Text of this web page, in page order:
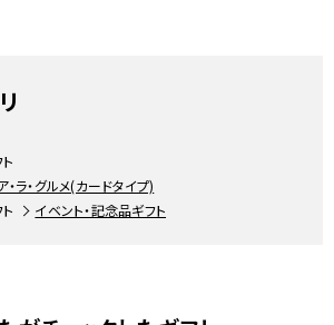
・ラ・グルメ(カードタイプ)
イベント・記念品ギフト